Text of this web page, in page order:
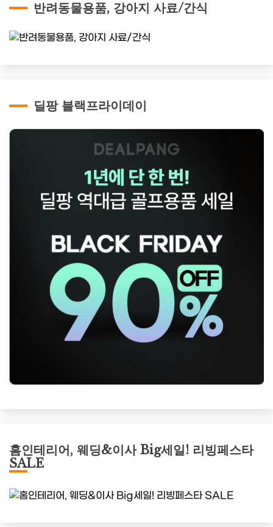
반려동물용품, 강아지 사료/간식
딜팡 블랙프라이데이
홈인테리어, 웨딩&이사 Big세일! 리빙페스타
SALE